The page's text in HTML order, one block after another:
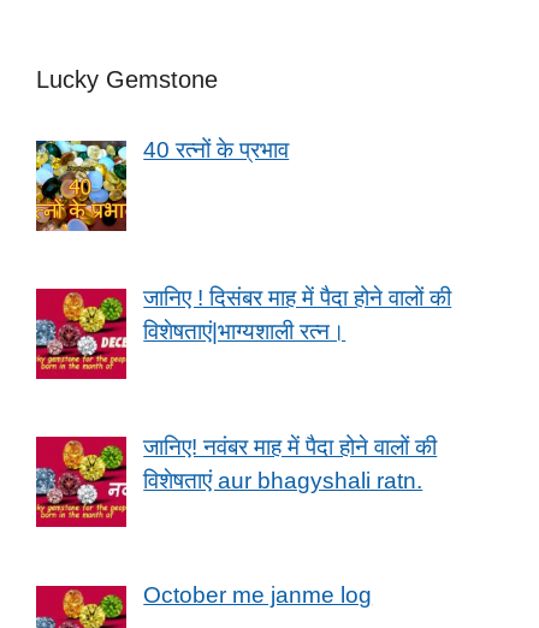
Lucky Gemstone
40 रत्नों के प्रभाव
जानिए ! दिसंबर माह में पैदा होने वालों की
विशेषताएं|भाग्यशाली रत्न।
जानिए! नवंबर माह में पैदा होने वालों की
विशेषताएं aur bhagyshali ratn.
October me janme log